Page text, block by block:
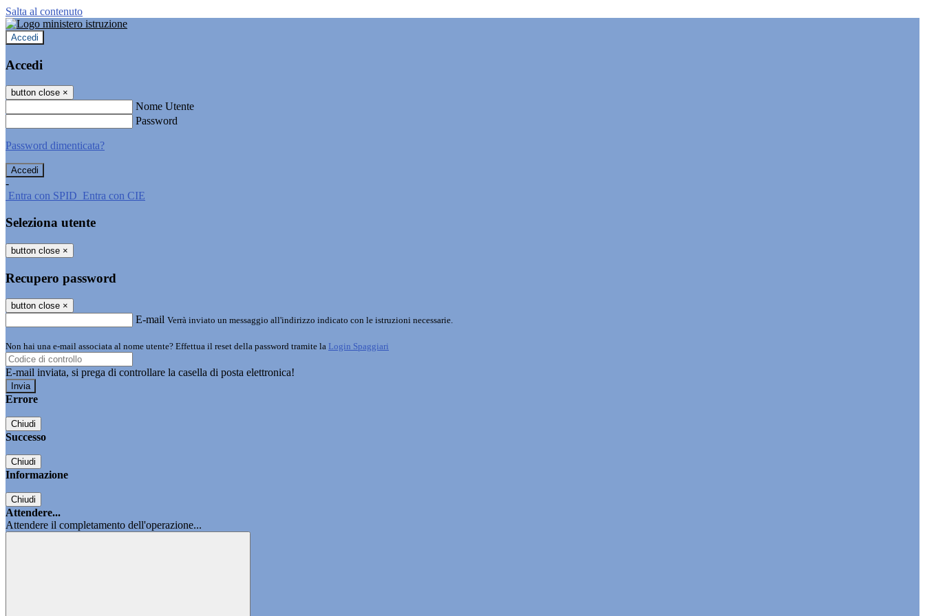
Salta al contenuto
Accedi
Accedi
button close ×
Nome Utente
Password
Password dimenticata?
-
Entra con SPID Entra con CIE
Seleziona utente
button close ×
Recupero password
button close ×
E-mail Verrà inviato un messaggio all'indirizzo indicato con le istruzioni necessarie.
Non hai una e-mail associata al nome utente? Effettua il reset della password tramite la Login Spaggiari
E-mail inviata, si prega di controllare la casella di posta elettronica!
Errore
Chiudi
Successo
Chiudi
Informazione
Chiudi
Attendere...
Attendere il completamento dell'operazione...